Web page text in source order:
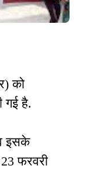
को
गई है.
इसके
फरवरी